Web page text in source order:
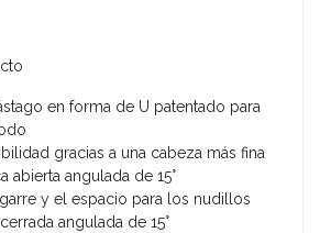
en forma de U patentado para
gracias a una cabeza más fina
abierta angulada de 15°
y el espacio para los nudillos
angulada de 15°